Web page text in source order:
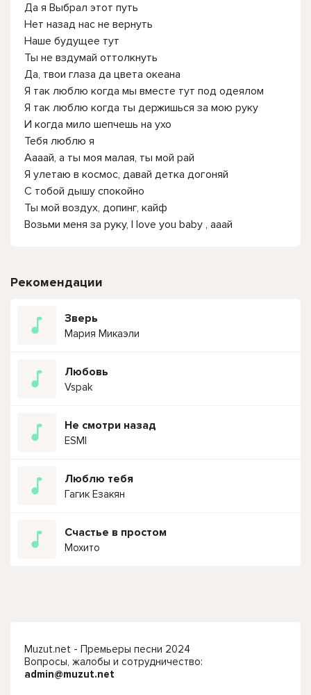
Да я Выбрал этот путь
Нет назад нас не вернуть
Наше будущее тут
Ты не вздумай оттолкнуть
Да, твои глаза да цвета океана
Я так люблю когда мы вместе тут под одеялом
Я так люблю когда ты держишься за мою руку
И когда мило шепчешь на ухо
Тебя люблю я
Аааай, а ты моя малая, ты мой рай
Я улетаю в космос, давай детка догоняй
С тобой дышу спокойно
Ты мой воздух, допинг, кайф
Возьми меня за руку, I love you baby , ааай
Рекомендации
Зверь
Мария Микаэли
Любовь
Vspak
Не смотри назад
ESMI
Люблю тебя
Гагик Езакян
Счастье в простом
Мохито
Muzut.net - Премьеры песни 2024
Вопросы, жалобы и сотрудничество:
admin@muzut.net